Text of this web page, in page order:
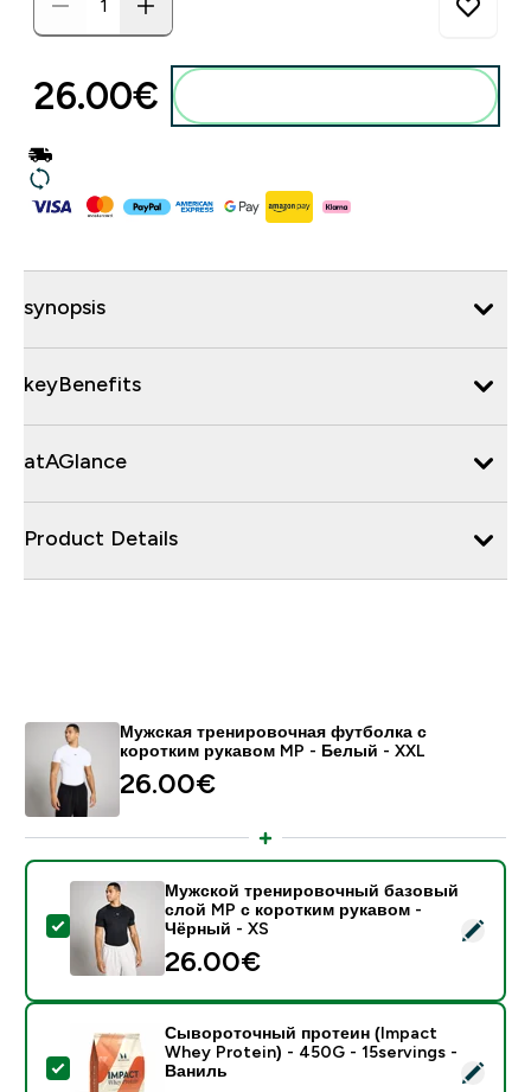
26.00€‎
synopsis
keyBenefits
atAGlance
Product Details
Мужская тренировочная футболка с
коротким рукавом MP - Белый - XXL
26.00€‎
- Мужской тренировочный базовый слой MP с
Мужской тренировочный базовый
слой MP с коротким рукавом -
Чёрный - XS
26.00€‎
- Сывороточный протеин (Impact Whey Protein) -
Сывороточный протеин (Impact
Whey Protein) - 450G - 15servings -
Ваниль